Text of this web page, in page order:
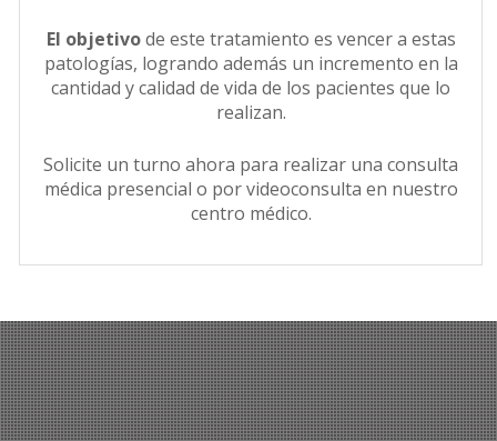
El objetivode este tratamiento es vencer a estas
patologías, logrando además un incremento en la
cantidad y calidad de vida de los pacientes que lo
realizan.
Solicite un turno ahora para realizar una consulta
médica presencial o por videoconsulta en nuestro
centro médico.